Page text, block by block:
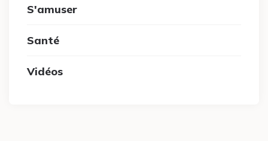
S'amuser
Santé
Vidéos